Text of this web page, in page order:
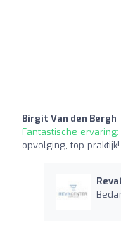
Birgit Van den Bergh
Fantastische ervaring:
opvolging, top praktijk!